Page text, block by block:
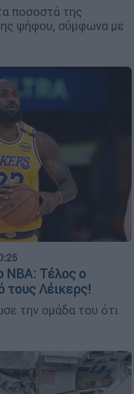
ποσοστά της
ψήφου, σύμφωνα με
NBA: Τέλος ο
τους Λέικερς!
την ομάδα του ότι